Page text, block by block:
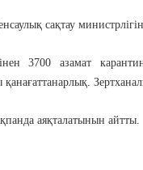
сақтау
3700 азамат
аяқталатынын айтты.